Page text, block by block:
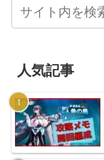
人気記事